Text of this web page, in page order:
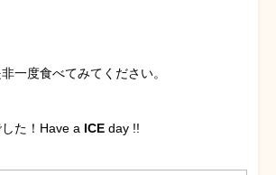
一度食べてみてください。
した！Have a ICE day !!